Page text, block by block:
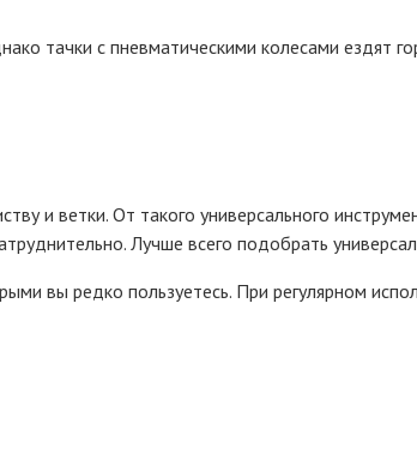
тачки с пневматическими колесами ездят
и ветки. От такого универсального
Лучше всего подобрать
вы редко пользуетесь. При регулярном